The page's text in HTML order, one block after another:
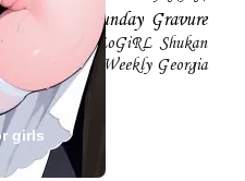
girls
Young Sunday Gravure
Girl Daily LoGiRL Shukan
Game King Weekly Georgia